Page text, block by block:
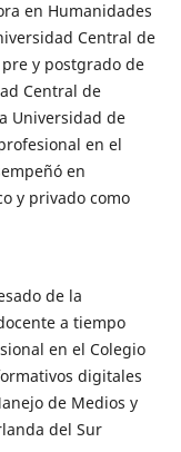
en Humanidades
Central de
pre y postgrado de
Central de
Universidad de
en el
en
y privado como
de la
a tiempo
en el Colegio
digitales
de Medios y
del Sur